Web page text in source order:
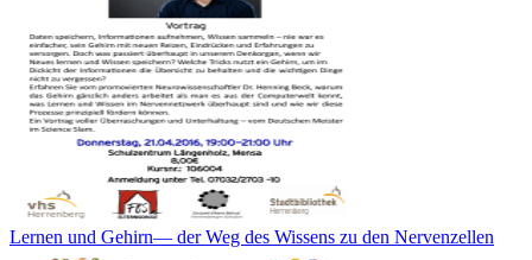
Lernen und Gehirn— der Weg des Wissens zu den Nervenzellen